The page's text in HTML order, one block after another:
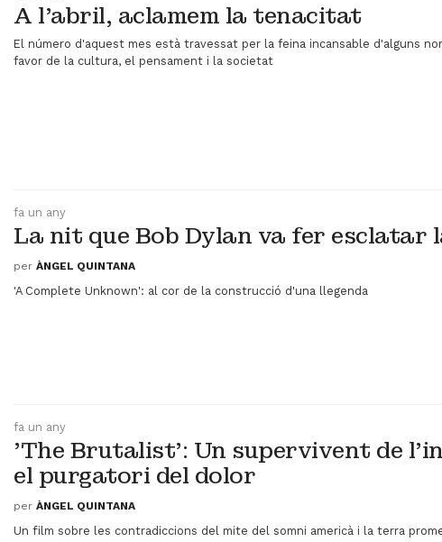
A l'abril, aclamem la tenacitat
El número d'aquest mes està travessat per la feina incansable d'alguns
favor de la cultura, el pensament i la societat
fa un any
La nit que Bob Dylan va fer esclatar
per ÀNGEL QUINTANA
'A Complete Unknown': al cor de la construcció d'una llegenda
fa un any
'The Brutalist': Un supervivent de
el purgatori del dolor
per ÀNGEL QUINTANA
Un film sobre les contradiccions del mite del somni americà i la terra